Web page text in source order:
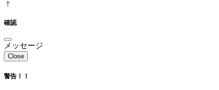
確認
メッセージ
Close
警告！！